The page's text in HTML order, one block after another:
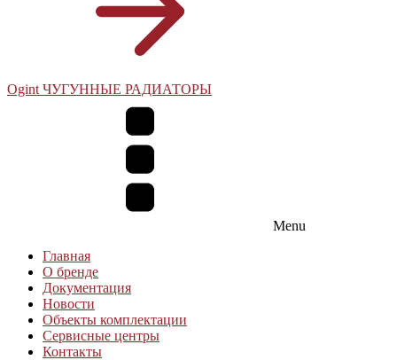
Ogint ЧУГУННЫЕ РАДИАТОРЫ
Menu
Главная
О бренде
Документация
Новости
Объекты комплектации
Сервисные центры
Контакты